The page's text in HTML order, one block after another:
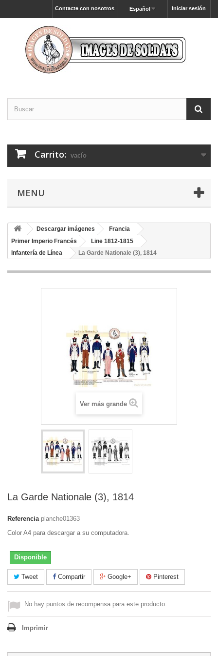
Iniciar sesión
Español
Contacte con nosotros
Carrito: vacío
MENU
Descargar imágenes
Francia
Primer Imperio Francés
Line 1812-1815
Infantería de Línea
La Garde Nationale (3), 1814
Ver más grande
La Garde Nationale (3), 1814
Referencia planche01363
Color A4 para descargar a su computadora.
Disponible
Tweet Compartir Google+ Pinterest
No hay puntos de recompensa para este producto.
Imprimir